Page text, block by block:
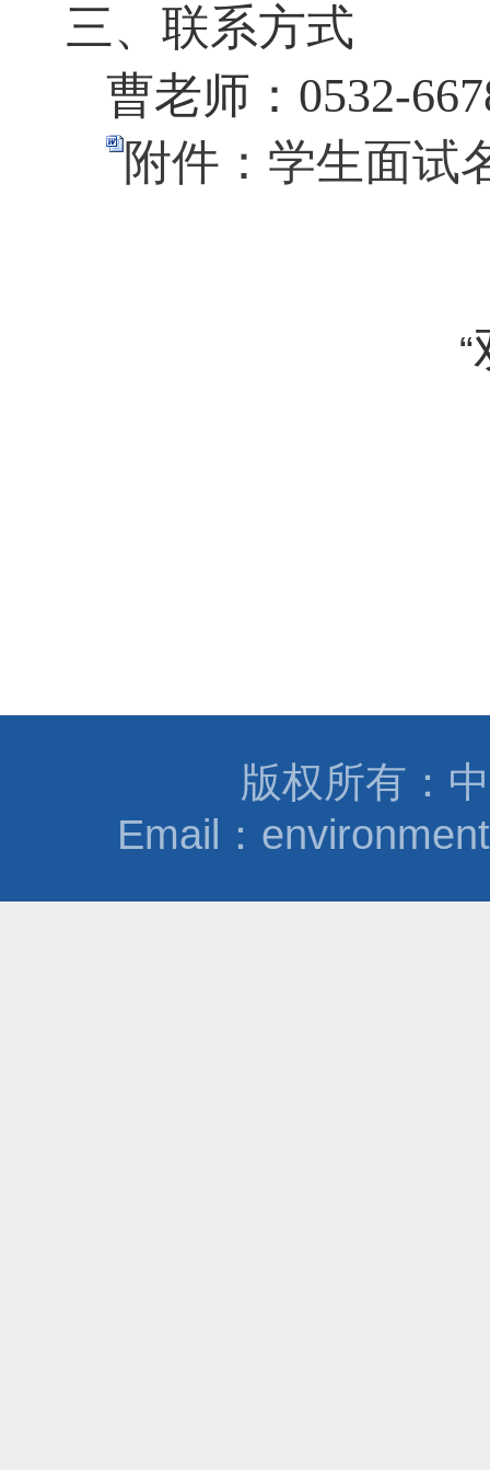
三、联系方式
曹老师： 0532-
附件：学生面试
“
版权所有：
Email：